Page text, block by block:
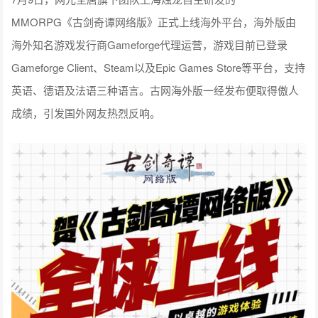
MMORPG《古剑奇谭网络版》正式上线海外平台，海外版由
海外知名游戏发行商Gameforge代理运营，游戏目前已登录
Gameforge Client、Steam以及Epic Games Store等平台，支持
英语、德语及法语三种语言。古网海外版一经发布便取得傲人
成绩，引发国外网友热烈反响。